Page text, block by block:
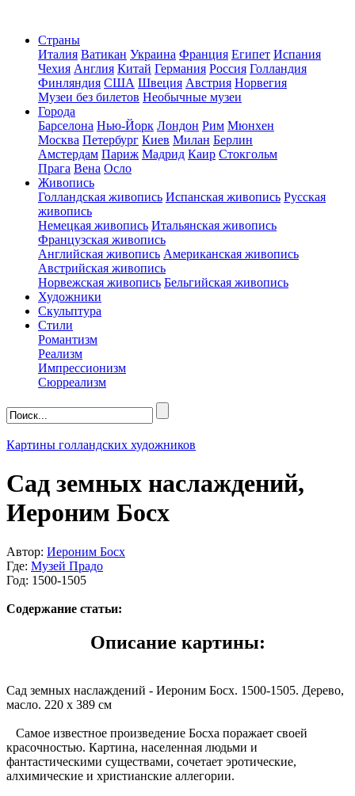
Страны
Италия Ватикан Украина Франция Египет Испания
Чехия Англия Китай Германия Россия Голландия
Финляндия США Швеция Австрия Норвегия
Музеи без билетов Необычные музеи
Города
Барселона Нью-Йорк Лондон Рим Мюнхен
Москва Петербург Киев Милан Берлин
Амстердам Париж Мадрид Каир Стокгольм
Прага Вена Осло
Живопись
Голландская живопись Испанская живопись Русская
живопись
Немецкая живопись Итальянская живопись
Французская живопись
Английская живопись Американская живопись
Австрийская живопись
Норвежская живопись Бельгийская живопись
Художники
Скульптура
Стили
Романтизм
Реализм
Импрессионизм
Сюрреализм
Картины голландских художников
Сад земных наслаждений,
Иероним Босх
Автор: Иероним Босх
Где: Музей Прадо
Год: 1500-1505
Содержание статьи:
Описание картины:
Сад земных наслаждений - Иероним Босх. 1500-1505. Дерево,
масло. 220 x 389 см
Самое известное произведение Босха поражает своей
красочностью. Картина, населенная людьми и
фантастическими существами, сочетает эротические,
алхимические и христианские аллегории.